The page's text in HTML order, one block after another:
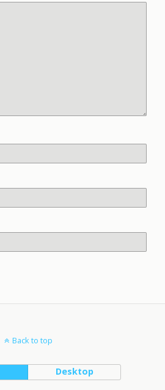
Back to top
Desktop